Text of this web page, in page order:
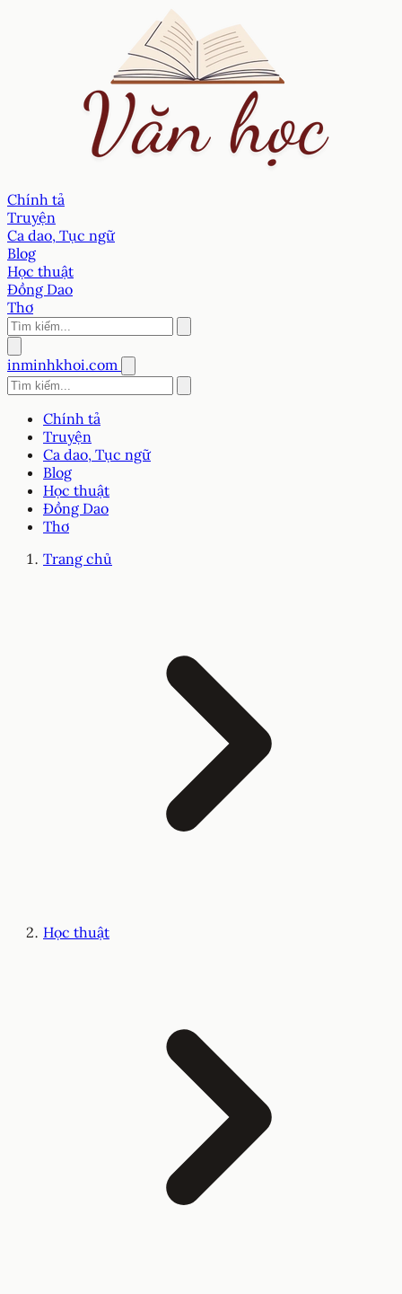
Chính tả
Truyện
Ca dao, Tục ngữ
Blog
Học thuật
Đồng Dao
Thơ
inminhkhoi.com
Chính tả
Truyện
Ca dao, Tục ngữ
Blog
Học thuật
Đồng Dao
Thơ
Trang chủ
Học thuật